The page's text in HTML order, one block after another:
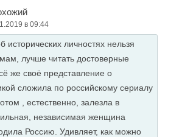
в 09:44
исторических личностях нельзя
лучше читать достоверные
же своё представление о
сложила по российскому сериалу
, естественно, залезла в
независимая женщина
Россию. Удивляет, как можно